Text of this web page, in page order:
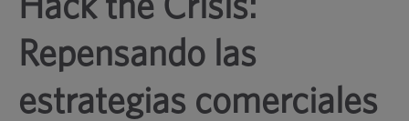
Hack the Crisis:
Repensando las
estrategias comerciales